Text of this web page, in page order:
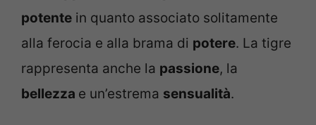
potente in quanto associato solitamente
alla ferocia e alla brama di potere. La tigre
rappresenta anche la passione, la
bellezza e un’estrema sensualità.